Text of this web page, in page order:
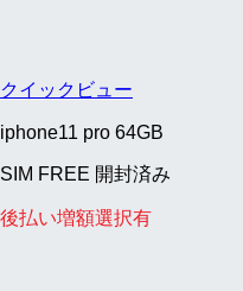
クイックビュー
iphone11 pro 64GB
SIM FREE 開封済み
後払い増額選択有